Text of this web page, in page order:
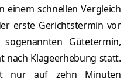
einem schnellen Vergleich
erste Gerichtstermin vor
Gütetermin,
nach Klageerhebung statt.
nur auf zehn Minuten